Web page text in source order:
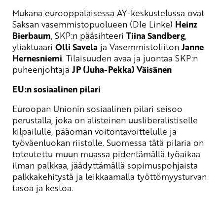
Mukana eurooppalaisessa AY-keskustelussa ovat
Saksan vasemmistopuolueen (DIe Linke) Heinz
Bierbaum, SKP:n pääsihteeri Tiina Sandberg,
yliaktuaari Olli Savela ja Vasemmistoliiton Janne
Hernesniemi. Tilaisuuden avaa ja juontaa SKP:n
puheenjohtaja JP (Juha-Pekka) Väisänen
EU:n sosiaalinen pilari
Euroopan Unionin sosiaalinen pilari seisoo
perustalla, joka on alisteinen uusliberalistiselle
kilpailulle, pääoman voitontavoittelulle ja
työväenluokan riistolle. Suomessa tätä pilaria on
toteutettu muun muassa pidentämällä työaikaa
ilman palkkaa, jäädyttämällä sopimuspohjaista
palkkakehitystä ja leikkaamalla työttömyysturvan
tasoa ja kestoa.